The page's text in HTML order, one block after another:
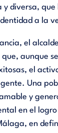
y diversa, que
a la
el
que, aunque
el
Una
y
en el
en